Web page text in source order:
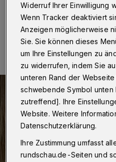
06.11.2022 , 12:00 Uhr Eine
Widerruf Ihrer Einwilligung
Wenn Tracker deaktiviert
Anzeigen möglicherweise
Sie. Sie können dieses
um Ihre Einstellungen zu
zu widerrufen, indem Sie
unteren Rand der
schwebende Symbol
zutreffend]. Ihre
Website. Weitere
Datenschutzerklärung.
Ihre Zustimmung umfasst
rundschau.de-Seiten und